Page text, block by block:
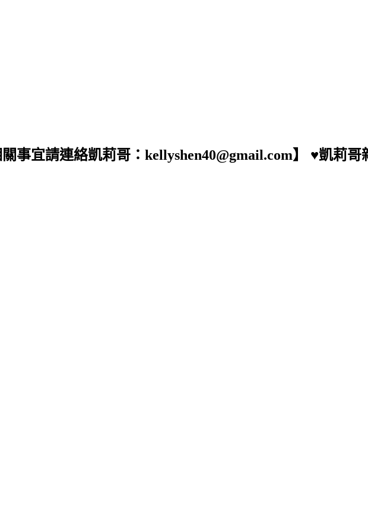
事宜請連絡凱莉哥：kellyshen40@gmail.com】 ♥凱莉